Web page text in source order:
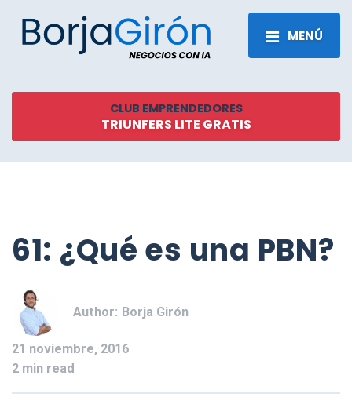
MENÚ
CLUB EMPRENDEDORES
TRIUNFERS LITE GRATIS
61: ¿Qué es una PBN?
Author: Borja Girón
21 noviembre, 2016
2 min read